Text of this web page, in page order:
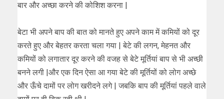
बार और अच्छा करने की कोशिश करना |
बेटा भी अपने बाप की बात को मानते हुए अपने काम में कमियों को दूर
करते हुए और बेहतर करता चला गया | बेटे की लगन, मेहनत और
कमियों को लगातार दूर करने की वजह से बेटे मूर्तियां बाप से भी अच्छी
बनने लगी |और एक दिन ऐसा आ गया बेटे की मूर्तियों को लोग अच्छे
और ऊँचे दामों पर लोग खरीदने लगे | जबकि बाप की मूर्तियां पहले वाले